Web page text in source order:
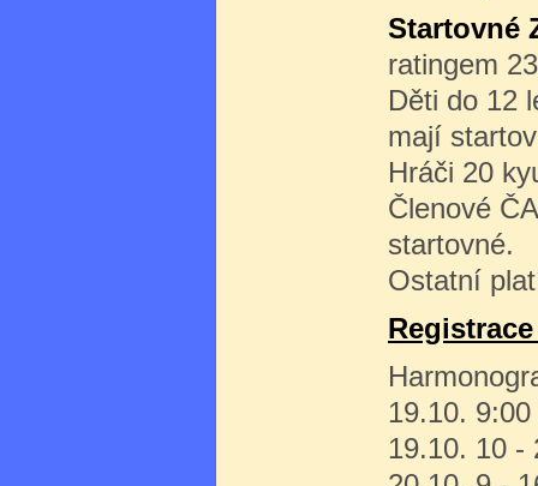
Startovné
ratingem
Děti do 12
mají
Hráči 20
Členové
startovné.
Ostatní
19.10.
19.10. 10 -